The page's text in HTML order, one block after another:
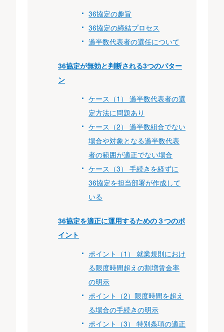
36協定の趣旨
36協定の締結プロセス
過半数代表者の選任について
36協定が無効と判断される3つのパター
ン
ケース（1） 過半数代表者の選
定方法に問題あり
ケース（2） 過半数組合でない
場合や対象となる過半数代表
者の範囲が適正でない場合
ケース（3） 手続きを経ずに
36協定を担当部署が作成して
いる
36協定を適正に運用するための３つのポ
イント
ポイント（1） 就業規則におけ
る限度時間超えの割増賃金率
の明示
ポイント（2）限度時間を超え
る場合の手続きの明示
ポイント（3） 特別条項の適正